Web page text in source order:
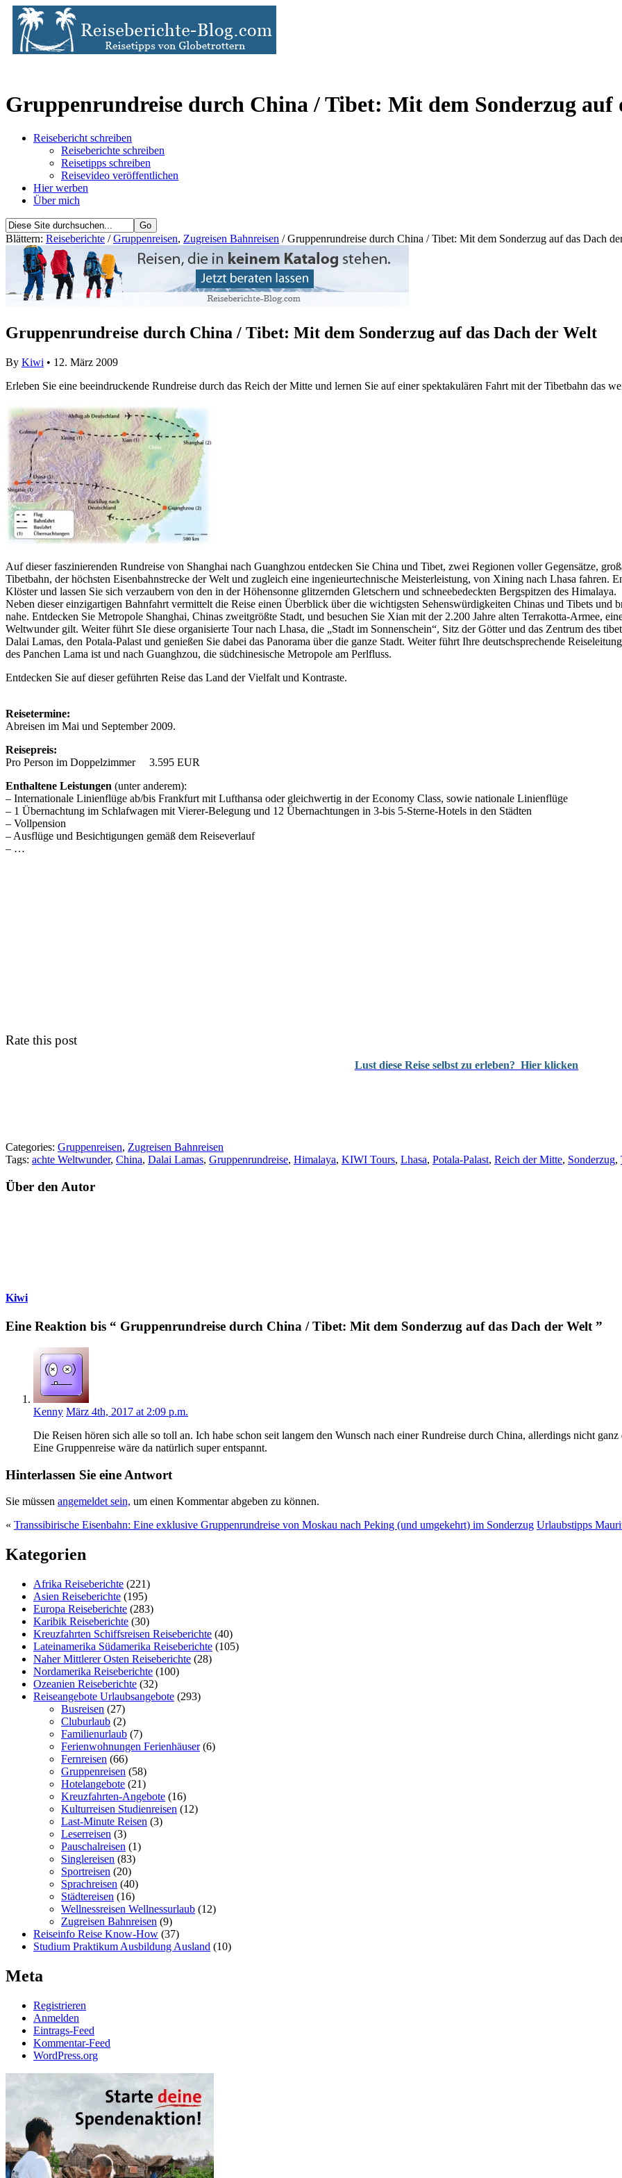
Gruppenrundreise durch China / Tibet: Mit dem Sonderzug auf
Reisebericht schreiben
Reiseberichte schreiben
Reisetipps schreiben
Reisevideo veröffentlichen
Hier werben
Über mich
Blättern: Reiseberichte /Gruppenreisen, Zugreisen Bahnreisen / Gruppenrundreise durch China / Tibet: Mit dem Sonderzug auf das Dach
Gruppenrundreise durch China / Tibet: Mit dem Sonderzug auf das Dach der Welt
By Kiwi • 12. März 2009
Erleben Sie eine beeindruckende Rundreise durch das Reich der Mitte und lernen Sie auf einer spektakulären Fahrt mit der Tibetbahn das
Auf dieser faszinierenden Rundreise von Shanghai nach Guanghzou entdecken Sie China und Tibet, zwei Regionen voller Gegensätze,
Tibetbahn, der höchsten Eisenbahnstrecke der Welt und zugleich eine ingenieurtechnische Meisterleistung, von Xining nach Lhasa fahren.
Klöster und lassen Sie sich verzaubern von den in der Höhensonne glitzernden Gletschern und schneebedeckten Bergspitzen des Himalaya.
Neben dieser einzigartigen Bahnfahrt vermittelt die Reise einen Überblick über die wichtigsten Sehenswürdigkeiten Chinas und Tibets
nahe. Entdecken Sie Metropole Shanghai, Chinas zweitgrößte Stadt, und besuchen Sie Xian mit der 2.200 Jahre alten Terrakotta-Armee,
Weltwunder gilt. Weiter führt SIe diese organisierte Tour nach Lhasa, die „Stadt im Sonnenschein“, Sitz der Götter und das Zentrum des
Dalai Lamas, den Potala-Palast und genießen Sie dabei das Panorama über die ganze Stadt. Weiter führt Ihre deutschsprechende
des Panchen Lama ist und nach Guanghzou, die südchinesische Metropole am Perlfluss.
Entdecken Sie auf dieser geführten Reise das Land der Vielfalt und Kontraste.
Reisetermine:
Abreisen im Mai und September 2009.
Reisepreis:
Pro Person im Doppelzimmer 3.595 EUR
Enthaltene Leistungen (unter anderem):
– Internationale Linienflüge ab/bis Frankfurt mit Lufthansa oder gleichwertig in der Economy Class, sowie nationale Linienflüge
– 1 Übernachtung im Schlafwagen mit Vierer-Belegung und 12 Übernachtungen in 3-bis 5-Sterne-Hotels in den Städten
– Vollpension
– Ausflüge und Besichtigungen gemäß dem Reiseverlauf
– …
Rate this post
Lust diese Reise selbst zu erleben? Hier klicken
Categories: Gruppenreisen, Zugreisen Bahnreisen
Tags: achte Weltwunder, China, Dalai Lamas, Gruppenrundreise, Himalaya, KIWI Tours, Lhasa, Potala-Palast, Reich der Mitte, Sonderzug,
Über den Autor
Kiwi
Eine Reaktion bis “ Gruppenrundreise durch China / Tibet: Mit dem Sonderzug auf das Dach der Welt ”
Kenny März 4th, 2017 at 2:09 p.m.
Die Reisen hören sich alle so toll an. Ich habe schon seit langem den Wunsch nach einer Rundreise durch China, allerdings nicht
Eine Gruppenreise wäre da natürlich super entspannt.
Hinterlassen Sie eine Antwort
Sie müssen angemeldet sein, um einen Kommentar abgeben zu können.
« Transsibirische Eisenbahn: Eine exklusive Gruppenrundreise von Moskau nach Peking (und umgekehrt) im Sonderzug Urlaubstipps
Kategorien
Afrika Reiseberichte (221)
Asien Reiseberichte (195)
Europa Reiseberichte (283)
Karibik Reiseberichte (30)
Kreuzfahrten Schiffsreisen Reiseberichte (40)
Lateinamerika Südamerika Reiseberichte (105)
Naher Mittlerer Osten Reiseberichte (28)
Nordamerika Reiseberichte (100)
Ozeanien Reiseberichte (32)
Reiseangebote Urlaubsangebote (293)
Busreisen (27)
Cluburlaub (2)
Familienurlaub (7)
Ferienwohnungen Ferienhäuser(6)
Fernreisen (66)
Gruppenreisen (58)
Hotelangebote (21)
Kreuzfahrten-Angebote (16)
Kulturreisen Studienreisen (12)
Last-Minute Reisen (3)
Leserreisen (3)
Pauschalreisen (1)
Singlereisen (83)
Sportreisen (20)
Sprachreisen (40)
Städtereisen (16)
Wellnessreisen Wellnessurlaub (12)
Zugreisen Bahnreisen (9)
Reiseinfo Reise Know-How (37)
Studium Praktikum Ausbildung Ausland (10)
Meta
Registrieren
Anmelden
Eintrags-Feed
Kommentar-Feed
WordPress.org